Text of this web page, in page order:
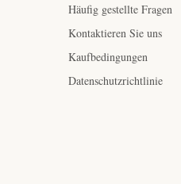
Häufig gestellte Fragen
Kontaktieren Sie uns
Kaufbedingungen
Datenschutzrichtlinie